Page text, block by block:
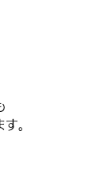
。